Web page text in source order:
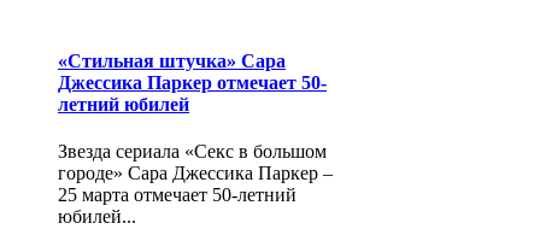
«Стильная штучка» Сара
Джессика Паркер отмечает 50-
летний юбилей
Звезда сериала «Секс в большом
городе» Сара Джессика Паркер –
25 марта отмечает 50-летний
юбилей...